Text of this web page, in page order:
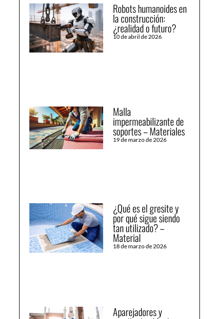
Robots humanoides en
la construcción:
¿realidad o futuro?
10 de abril de 2026
Malla
impermeabilizante de
soportes – Materiales
19 de marzo de 2026
¿Qué es el gresite y
por qué sigue siendo
tan utilizado? –
Material
18 de marzo de 2026
Aparejadores y